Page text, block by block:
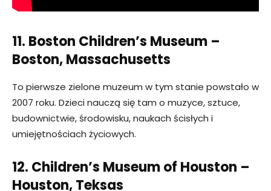
11. Boston Children’s Museum –
Boston, Massachusetts
To pierwsze zielone muzeum w tym stanie powstało w
2007 roku. Dzieci nauczą się tam o muzyce, sztuce,
budownictwie, środowisku, naukach ścisłych i
umiejętnościach życiowych.
12. Children’s Museum of Houston –
Houston, Teksas